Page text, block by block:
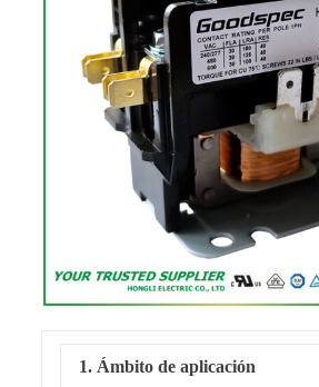
1. Ámbito de aplicación